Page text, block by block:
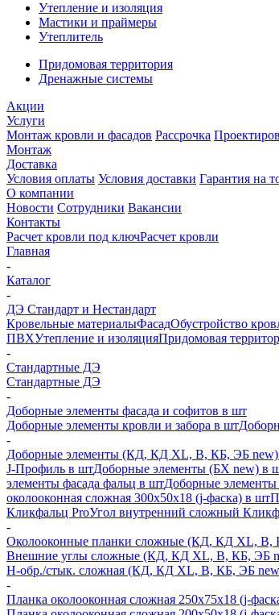
Утепление и изоляция
Мастики и праймеры
Утеплитель
Придомовая территория
Дренажные системы
Акции
Услуги
Монтаж кровли и фасадов Рассрочка
Монтаж
Доставка
Условия оплаты Условия доставки Гарантия на
О компании
Новости Сотрудники Вакансии
Контакты
Расчет кровли под ключРасчет кровли
Главная
-
Каталог
-
ДЭ Стандарт и Нестандарт
Кровельные материалыФасадОбустройство
ПВХУтепление и изоляцияПридомовая
-
Стандартные ДЭ
Стандартные ДЭ
-
Доборные элементы фасада и софитов в шт
Доборные элементы кровли и забора в шт
-
Доборные элементы (КД, КД XL, В, КБ, ЭБ
J-Профиль в штДоборные элементы (БХ new) в
элементы фасада фальц в штДоборные
околооконная сложная 300х50х18 (j-фаска) в шт
Кликфальц ProУгол внутренний сложный
-
Околооконные планки сложные (КД, КД XL, В,
Внешние углы сложные (КД, КД XL, В, КБ, ЭБ
H-обр./стык. сложная (КД, КД XL, В, КБ, ЭБ
-
Планка околооконная сложная 250х75х18 (j-